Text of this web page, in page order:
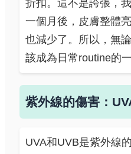
折扣。這不是誇張，
一個月後，皮膚整體
也減少了。所以，無
該成為日常routine的一
紫外線的傷害：
UVA和UVB是紫外線